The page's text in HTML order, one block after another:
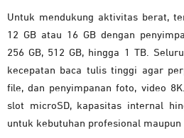
Untuk mendukung aktivitas berat,
12 GB atau 16 GB dengan
256 GB, 512 GB, hingga 1 TB.
kecepatan baca tulis tinggi agar
file, dan penyimpanan foto, video
slot microSD, kapasitas internal
untuk kebutuhan profesional maupun